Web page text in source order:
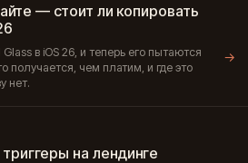
— стоит ли копировать
в iOS 26, и теперь его пытаются
получается, чем платим, и где это
нет.
→
на лендинге